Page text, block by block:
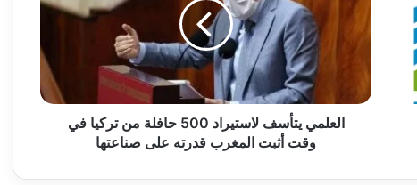
500
حافلة
وقت
على
العلمي يتأسف لاستيراد 500 حافلة من تركيا في
وقت أثبت المغرب قدرته على صناعتها